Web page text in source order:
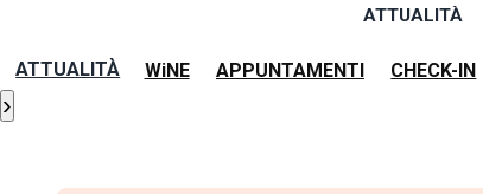
ATTUALITÀ
ATTUALITÀ WiNE APPUNTAMENTI CHECK-IN
›